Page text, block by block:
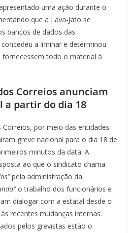
uma ação durante o
que a Lava-Jato se
bancos de dados das
a liminar e determinou
todo o material à
Correios anunciam
a partir do dia 18
por meio das entidades
greve nacional para o dia 18 de
minutos da data. A
ao que o sindicato chama
pela administração da
o trabalho dos funcionários e
dialogar com a estatal desde o
recentes mudanças internas.
pelos grevistas estão o